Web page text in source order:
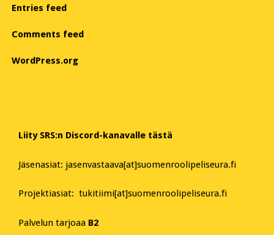
Entries feed
Comments feed
WordPress.org
Liity SRS:n Discord-kanavalle tästä
Jäsenasiat: jasenvastaava[at]suomenroolipeliseura.fi
Projektiasiat: tukitiimi[at]suomenroolipeliseura.fi
Palvelun tarjoaa B2